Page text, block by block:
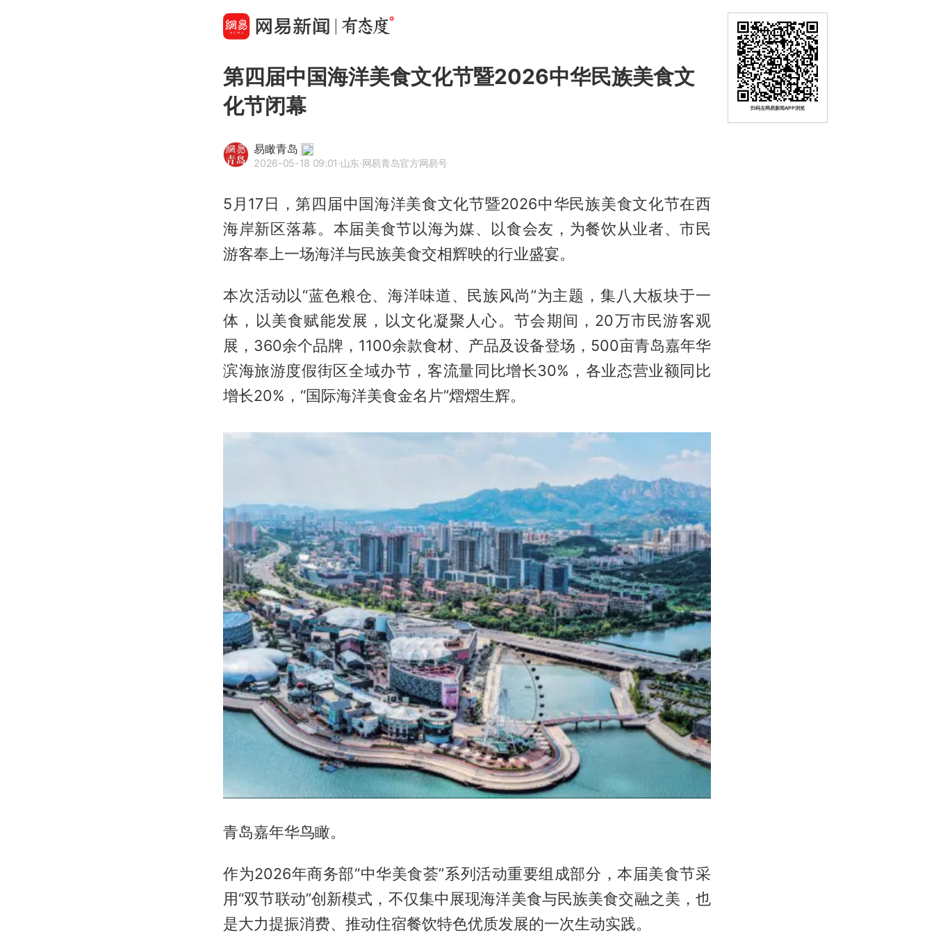
第四届中国海洋美食文化节暨2026中华民族美食文
化节闭幕
易瞰青岛
2026-05-18 09:01·山东·网易青岛官方网易号
5月17日，第四届中国海洋美食文化节暨2026中华民族美食文化节在西
海岸新区落幕。本届美食节以海为媒、以食会友，为餐饮从业者、市民
游客奉上一场海洋与民族美食交相辉映的行业盛宴。
本次活动以“蓝色粮仓、海洋味道、民族风尚”为主题，集八大板块于一
体，以美食赋能发展，以文化凝聚人心。节会期间，20万市民游客观
展，360余个品牌，1100余款食材、产品及设备登场，500亩青岛嘉年华
滨海旅游度假街区全域办节，客流量同比增长30%，各业态营业额同比
增长20%，“国际海洋美食金名片”熠熠生辉。
青岛嘉年华鸟瞰。
作为2026年商务部“中华美食荟”系列活动重要组成部分，本届美食节采
用“双节联动”创新模式，不仅集中展现海洋美食与民族美食交融之美，也
是大力提振消费、推动住宿餐饮特色优质发展的一次生动实践。
扫码去网易新闻APP浏览